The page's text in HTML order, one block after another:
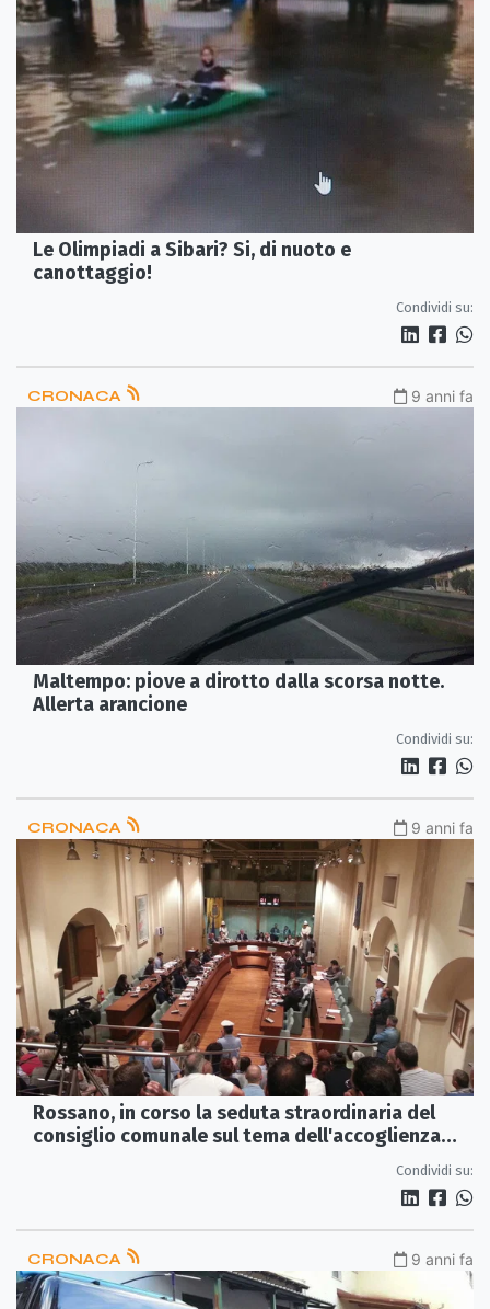
Le Olimpiadi a Sibari? Si, di nuoto e
canottaggio!
Condividi su:
CRONACA 9 anni fa
Maltempo: piove a dirotto dalla scorsa notte.
Allerta arancione
Condividi su:
CRONACA 9 anni fa
Rossano, in corso la seduta straordinaria del
consiglio comunale sul tema dell'accoglienza
Condividi su:
CRONACA 9 anni fa